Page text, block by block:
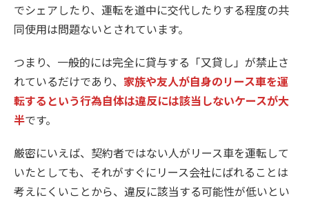
でシェアしたり、運転を道中に交代したりする程度の共
同使用は問題ないとされています。
つまり、一般的には完全に貸与する「又貸し」が禁止さ
れているだけであり、 家族や友人が自身のリース車を運
転するという行為自体は違反には該当しないケースが大
半です。
厳密にいえば、契約者ではない人がリース車を運転して
いたとしても、それがすぐにリース会社にばれることは
考えにくいことから、違反に該当する可能性が低いとい